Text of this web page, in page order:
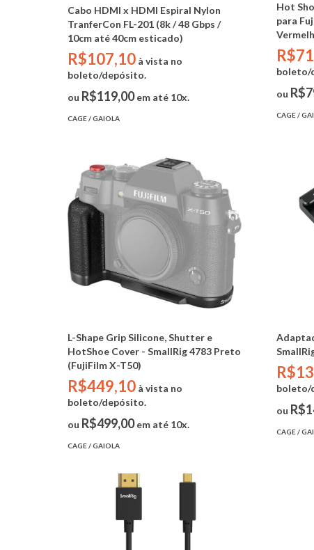
Cabo HDMI x HDMI Espiral Nylon
TranferCon FL-201 (8k / 48 Gbps /
10cm até 40cm esticado)
R$107,10 à vista no
boleto/depósito.
ou R$119,00em até 10x.
CAGE / GAIOLA
Hot
para
boleto/
ou
CAGE /
L-Shape Grip Silicone, Shutter e
HotShoe Cover - SmallRig 4783 Preto
(FujiFilm X-T50)
R$449,10 à vista no
boleto/depósito.
ou R$499,00em até 10x.
CAGE / GAIOLA
boleto/
ou
CAGE /